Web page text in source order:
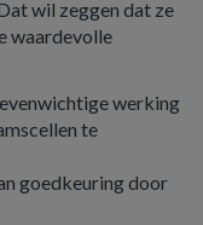
wil zeggen dat ze
waardevolle
werking
te
goedkeuring door